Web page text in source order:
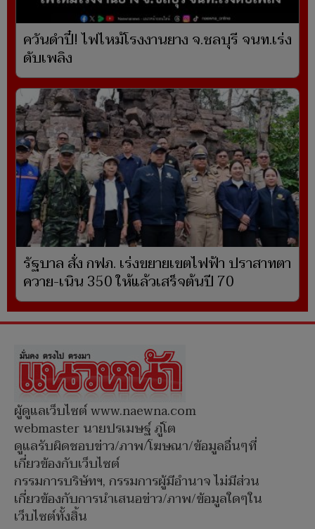
ควันดำปี๋! ไฟไหม้โรงงานยาง จ.ชลบุรี จนท.เร่ง
ดับเพลิง
รัฐบาล สั่ง กฟภ. เร่งขยายเขตไฟฟ้า ปราสาทตา
ควาย-เนิน 350 ให้แล้วเสร็จต้นปี 70
ผู้ดูแลเว็บไซต์ www.naewna.com
webmaster นายปรเมษฐ์ ภู่โต
ดูแลรับผิดชอบข่าว/ภาพ/โฆษณา/ข้อมูลอื่นๆที่
เกี่ยวข้องกับเว็บไซต์
กรรมการบริษัทฯ, กรรมการผู้มีอำนาจ ไม่มีส่วน
เกี่ยวข้องกับการนำเสนอข่าว/ภาพ/ข้อมูลใดๆใน
เว็บไซต์ทั้งสิ้น